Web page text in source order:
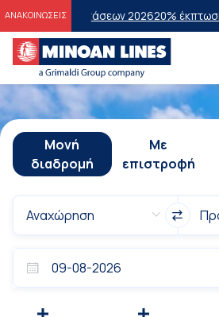
ΑΝΑΚΟΙΝΩΣΕΙΣ
2026 20% έκπτωση στην
Μονή
διαδρομή
Με
επιστροφή